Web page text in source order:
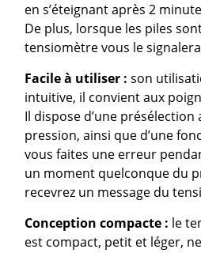
en s’éteignant après 2
De plus, lorsque les piles
tensiomètre vous le
Facile à utiliser : son
intuitive, il convient aux
Il dispose d’une
pression, ainsi que d’une
vous faites une erreur
un moment quelconque du
recevrez un message du
Conception compacte : le
est compact, petit et léger,